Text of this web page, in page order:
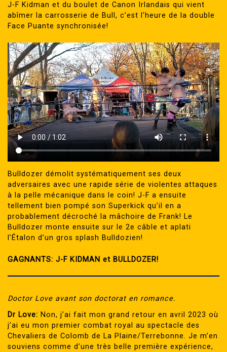
J-F Kidman et du boulet de Canon Irlandais qui vient
abîmer la carrosserie de Bull, c’est l’heure de la double
Face Puante synchronisée!
Bulldozer démolit systématiquement ses deux
adversaires avec une rapide série de violentes attaques
à la pelle mécanique dans le coin! J-F a ensuite
tellement bien pompé son Superkick qu’il en a
probablement décroché la mâchoire de Frank! Le
Bulldozer monte ensuite sur le 2e câble et aplati
l’Étalon d’un gros splash Bulldozien!
GAGNANTS: J-F KIDMAN et BULLDOZER!
Doctor Love avant son doctorat en romance.
Dr Love: Non, j’ai fait mon grand retour en avril 2023 où
j’ai eu mon premier combat royal au spectacle des
Chevaliers de Colomb de La Plaine/Terrebonne. Je m’en
souviens comme d’une très belle première expérience,